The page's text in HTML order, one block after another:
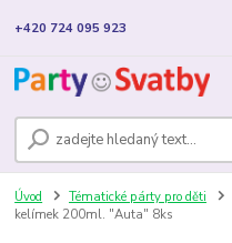
+420 724 095 923
Úvod Tématické párty pro děti
kelímek 200ml. "Auta" 8ks